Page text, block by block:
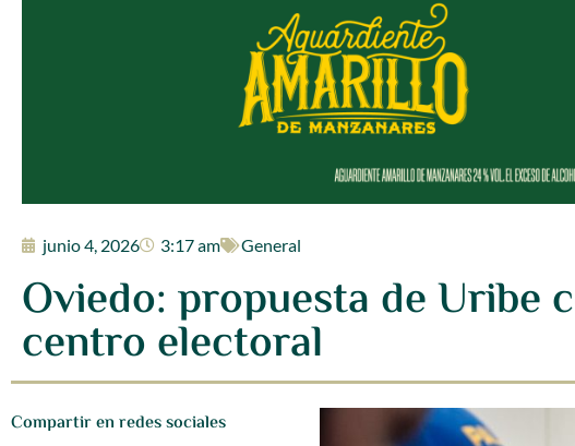
junio 4, 2026 3:17 am General
Oviedo: propuesta de Uribe
centro electoral
Compartir en redes sociales